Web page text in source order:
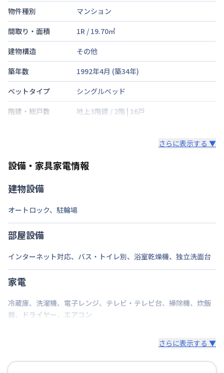
物件種別
マンション
間取り・面積
1R / 19.70㎡
建物構造
その他
築年数
1992年4月 (築34年)
ベットタイプ
シングルベッド
階建・総戸数
地上3階建 / 2階 | 16戸
禁煙・喫煙
交通
定員
1
駐車場
情報更新日より14日以内
情報更新日 2026年7月27日
さらに表示する ▼
設備・家具家電情報
建物設備
オートロック、 駐輪場
部屋設備
インターネット対応、 バス・トイレ別、 浴室乾燥機、 独立洗面台
家電
冷蔵庫、 洗濯機、 電子レンジ、 テレビ・テレビ台、 掃除機、 炊飯
器、 ドライヤー、 エアコン
さらに表示する ▼